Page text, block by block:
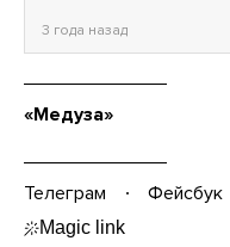
3 года назад
«Медуза»
Телеграм Фейсбук